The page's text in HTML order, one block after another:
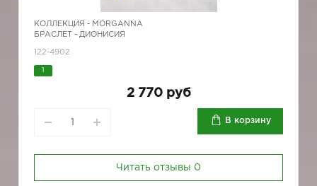
КОЛЛЕКЦИЯ - MORGANNA
БРАСЛЕТ - ДИОНИСИЯ
122-4902
2 770 руб
В корзину
Читать отзывы 0